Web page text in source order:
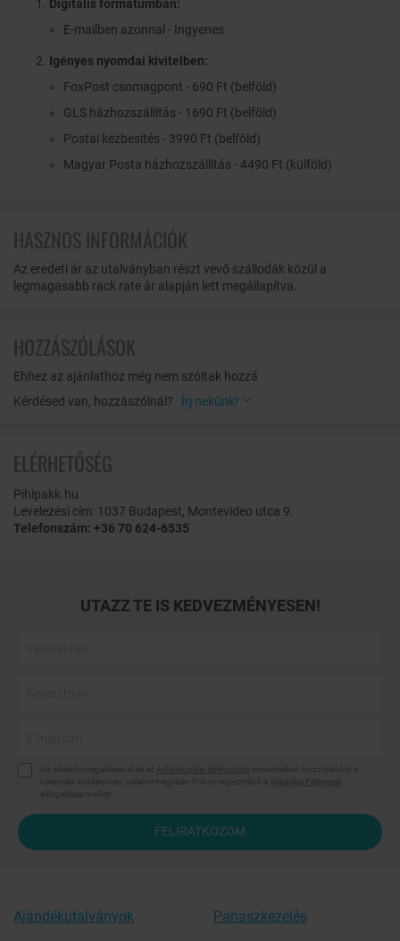
Digitális formátumban:
E-mailben azonnal - Ingyenes
Igényes nyomdai kivitelben:
FoxPost csomagpont - 690 Ft (belföld)
GLS házhozszállítás - 1690 Ft (belföld)
Postai kézbesítés - 3990 Ft (belföld)
Magyar Posta házhozszállítás - 4490 Ft (külföld)
HASZNOS INFORMÁCIÓK
Az eredeti ár az utalványban részt vevő szállodák közül a
legmagasabb rack rate ár alapján lett megállapítva.
HOZZÁSZÓLÁSOK
Ehhez az ajánlathoz még nem szóltak hozzá
Kérdésed van, hozzászólnál?
Írj nekünk!
ELÉRHETŐSÉG
Pihipakk.hu
Levelezési cím: 1037 Budapest, Montevideo utca 9.
Telefonszám: +36 70 624-6535
UTAZZ TE IS KEDVEZMÉNYESEN!
FELIRATKOZOM
Ajándékutalványok
Panaszkezelés